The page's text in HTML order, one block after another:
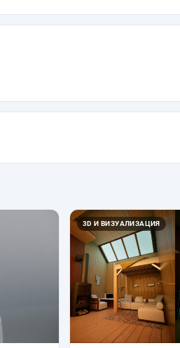
3D И ВИЗУАЛИЗАЦИЯ